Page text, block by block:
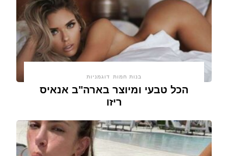
בנות חמות דוגמניות
הכל טבעי ומיוצר בארה"ב אנאיס
ריזו